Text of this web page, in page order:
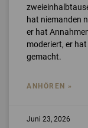
hat niemanden
er hat
moderiert, er
gemacht.
ANHÖREN »
Juni 23, 2026